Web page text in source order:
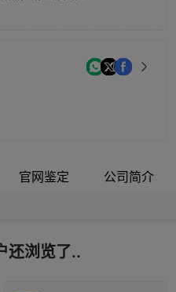
官网鉴定 公司简介
还浏览了..